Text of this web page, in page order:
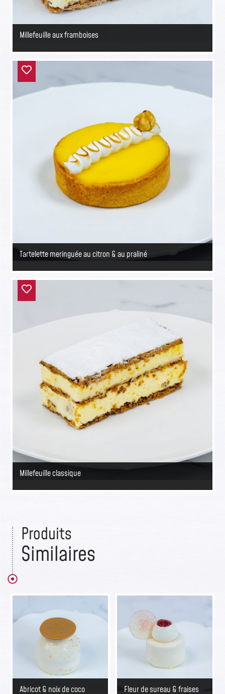
Millefeuille aux framboises
Tartelette meringuée au citron & au praliné
Millefeuille classique
Produits
Similaires
Abricot & noix de coco Fleur de sureau & fraises